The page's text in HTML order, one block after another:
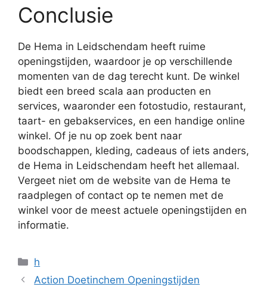
Conclusie
De Hema in Leidschendam heeft ruime
openingstijden, waardoor je op verschillende
momenten van de dag terecht kunt. De winkel
biedt een breed scala aan producten en
services, waaronder een fotostudio, restaurant,
taart- en gebakservices, en een handige online
winkel. Of je nu op zoek bent naar
boodschappen, kleding, cadeaus of iets anders,
de Hema in Leidschendam heeft het allemaal.
Vergeet niet om de website van de Hema te
raadplegen of contact op te nemen met de
winkel voor de meest actuele openingstijden en
informatie.
Categorieën
h
Action Doetinchem Openingstijden